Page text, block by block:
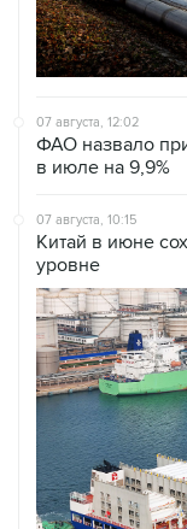
07 августа, 12:02
ФАО назвало
в июле на 9,9%
07 августа, 10:15
Китай в июне
уровне